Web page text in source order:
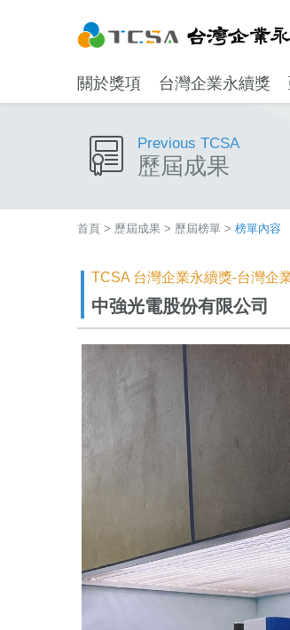
關於獎項 台灣企業永續獎
Previous TCSA
歷屆成果
首頁 > 歷屆成果 > 歷屆榜單 > 榜單內容
TCSA 台灣企業永續獎-台灣企
中強光電股份有限公司